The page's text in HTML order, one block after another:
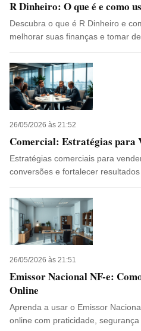
R Dinheiro: O que é e como
Descubra o que é R Dinheiro e
melhorar suas finanças e tomar
26/05/2026 às 21:52
Comercial: Estratégias para
Estratégias comerciais para
conversões e fortalecer
26/05/2026 às 21:51
Emissor Nacional NF-e:
Online
Aprenda a usar o Emissor
online com praticidade, segurança